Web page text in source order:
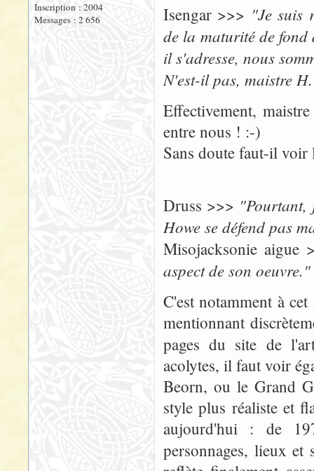
Inscription : 2004
Messages : 2 656
Isengar >>> "Je suis
de la maturité de
il s'adresse, nous
N'est-il pas, maistre
Effectivement,
entre nous ! :-)
Sans doute faut-il voir
Druss >>> "Pourtant,
Howe se défend pas
Misojacksonie aigue
aspect de son oeuvre."
C'est notamment à
mentionnant
pages du site de
acolytes, il faut voir
Beorn, ou le Grand
style plus réaliste et
aujourd'hui : de
personnages, lieux et